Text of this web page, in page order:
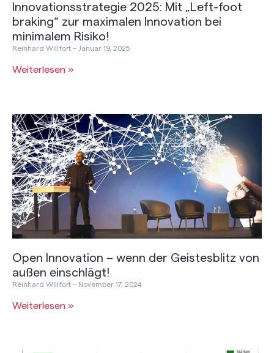
Innovationsstrategie 2025: Mit „Left-foot
braking“ zur maximalen Innovation bei
minimalem Risiko!
Reinhard Willfort Januar 19, 2025
Weiterlesen »
Open Innovation – wenn der Geistesblitz von
außen einschlägt!
Reinhard Willfort November 17, 2024
Weiterlesen »